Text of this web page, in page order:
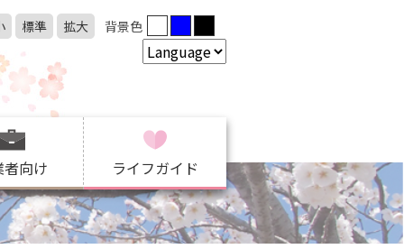
標準 拡大 背景色
者向け ライフガイド